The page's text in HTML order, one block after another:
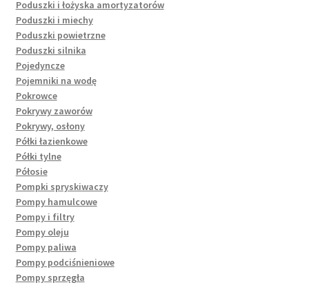
Poduszki i łożyska amortyzatorów
Poduszki i miechy
Poduszki powietrzne
Poduszki silnika
Pojedyncze
Pojemniki na wodę
Pokrowce
Pokrywy zaworów
Pokrywy, osłony
Półki łazienkowe
Półki tylne
Półosie
Pompki spryskiwaczy
Pompy hamulcowe
Pompy i filtry
Pompy oleju
Pompy paliwa
Pompy podciśnieniowe
Pompy sprzęgła